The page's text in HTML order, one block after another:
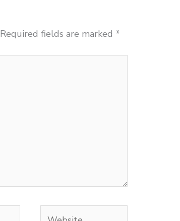
Required fields are marked *